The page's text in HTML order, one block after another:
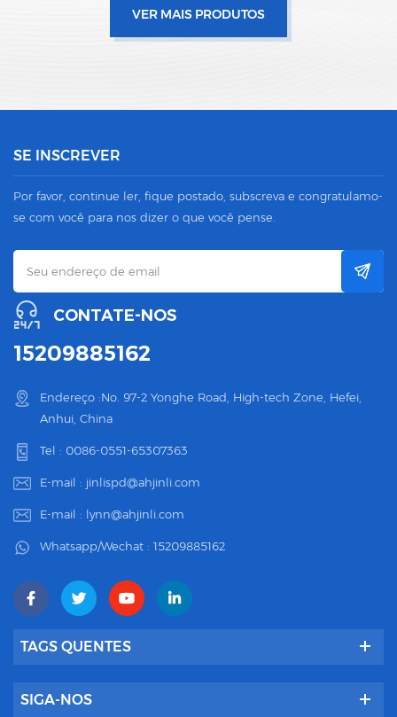
VER MAIS PRODUTOS
SE INSCREVER
Por favor, continue ler, fique postado, subscreva e congratulamo-
se com você para nos dizer o que você pense.
CONTATE-NOS
15209885162
Endereço :No. 97-2 Yonghe Road, High-tech Zone, Hefei,
Anhui, China
Tel : 0086-0551-65307363
E-mail : jinlispd@ahjinli.com
E-mail : lynn@ahjinli.com
Whatsapp/Wechat : 15209885162
TAGS QUENTES
SIGA-NOS